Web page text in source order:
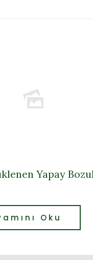
Yapay
Oku